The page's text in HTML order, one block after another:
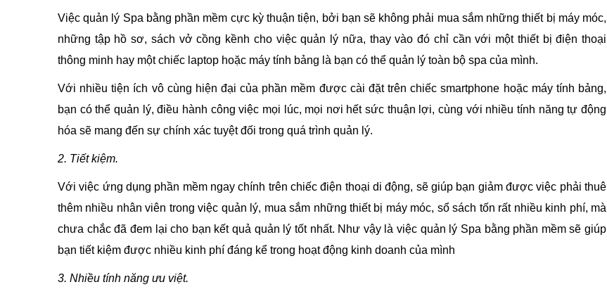
Việc quản lý Spa bằng phần mềm cực kỳ thuận tiện, bởi bạn sẽ không phải mua sắm những thiết bị máy móc,
những tập hồ sơ, sách vở cồng kềnh cho việc quản lý nữa, thay vào đó chỉ cần với một thiết bị điện thoại
thông minh hay một chiếc laptop hoặc máy tính bảng là bạn có thể quản lý toàn bộ spa của mình.
Với nhiều tiện ích vô cùng hiện đại của phần mềm được cài đặt trên chiếc smartphone hoặc máy tính bảng,
bạn có thể quản lý, điều hành công việc mọi lúc, mọi nơi hết sức thuận lợi, cùng với nhiều tính năng tự động
hóa sẽ mang đến sự chính xác tuyệt đối trong quá trình quản lý.
2. Tiết kiệm.
Với việc ứng dụng phần mềm ngay chính trên chiếc điện thoại di động, sẽ giúp bạn giảm được việc phải thuê
thêm nhiều nhân viên trong việc quản lý, mua sắm những thiết bị máy móc, sổ sách tốn rất nhiều kinh phí, mà
chưa chắc đã đem lại cho bạn kết quả quản lý tốt nhất. Như vậy là việc quản lý Spa bằng phần mềm sẽ giúp
bạn tiết kiệm được nhiều kinh phí đáng kể trong hoạt động kinh doanh của mình
3. Nhiều tính năng ưu việt.